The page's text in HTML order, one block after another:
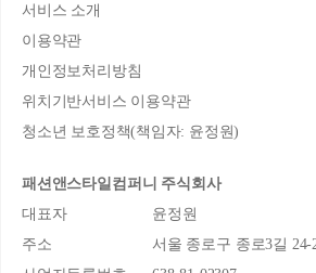
서비스 소개
이용약관
개인정보처리방침
위치기반서비스 이용약관
청소년 보호정책(책임자: 윤정원)
패션앤스타일컴퍼니 주식회사
대표자
윤정원
주소
서울 종로구 종로3길 24-